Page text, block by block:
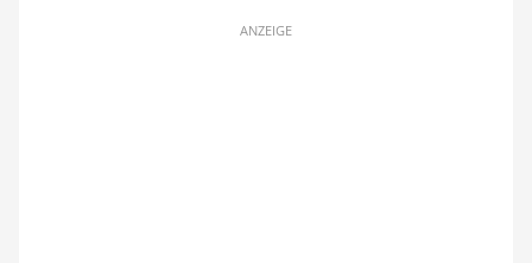
ANZEIGE